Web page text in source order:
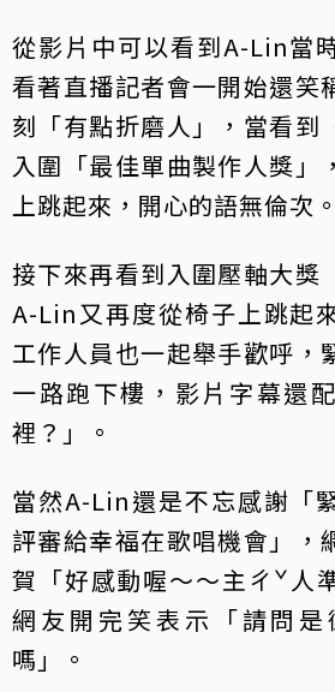
從影片中可以看到A-Lin當
看著直播記者會一開始還笑
刻「有點折磨人」，當看到
入圍「最佳單曲製作人獎」
上跳起來，開心的語無倫次。
接下來再看到入圍壓軸大獎
A-Lin又再度從椅子上跳起
工作人員也一起舉手歡呼，
一路跑下樓，影片字幕還
裡？」。
當然A-Lin還是不忘感謝「
評審給幸福在歌唱機會」，
賀「好感動喔～～主ㄔˇ人
網友開完笑表示「請問
嗎」。